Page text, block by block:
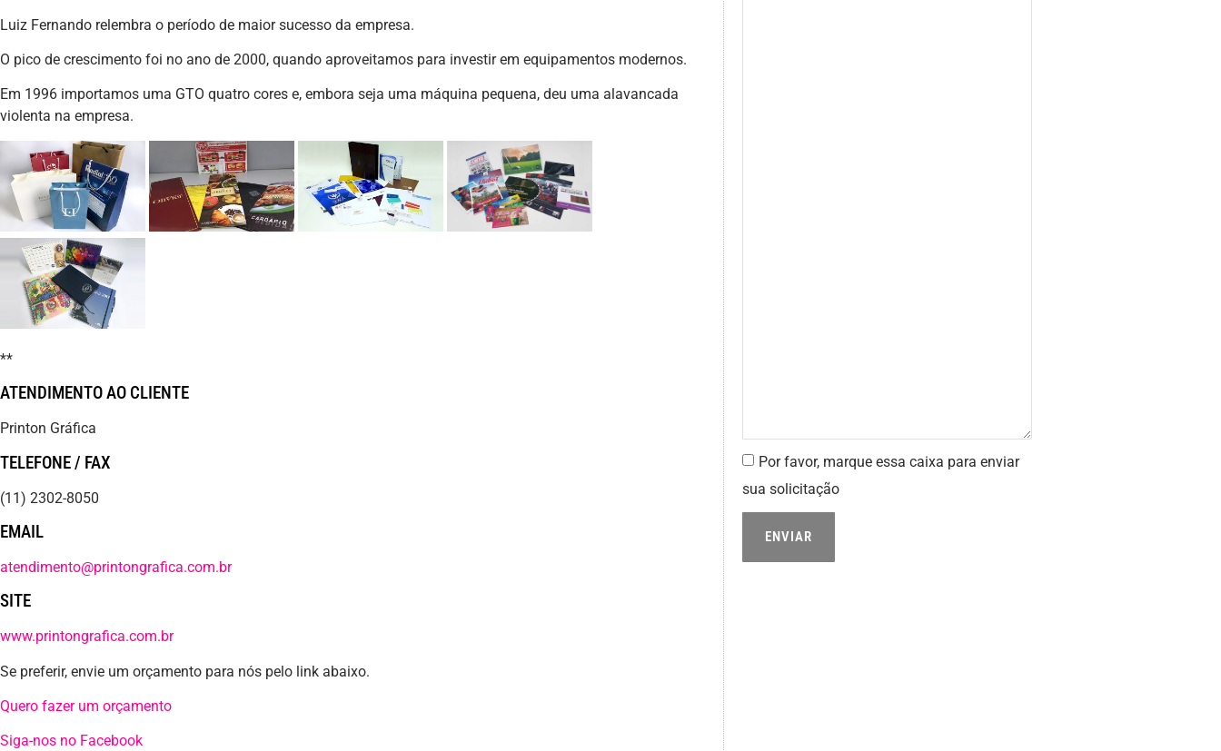
Luiz Fernando relembra o período de maior sucesso da empresa.
O pico de crescimento foi no ano de 2000, quando aproveitamos para investir em equipamentos modernos.
Em 1996 importamos uma GTO quatro cores e, embora seja uma máquina pequena, deu uma alavancada
violenta na empresa.
**
ATENDIMENTO AO CLIENTE
Printon Gráfica
TELEFONE / FAX
(11) 2302-8050
EMAIL
atendimento@printongrafica.com.br
SITE
www.printongrafica.com.br
Se preferir, envie um orçamento para nós pelo link abaixo.
Quero fazer um orçamento
Siga-nos no Facebook
Por favor, marque essa caixa para enviar
sua solicitação
ENVIAR